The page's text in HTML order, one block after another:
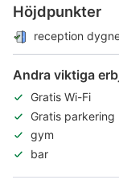
Höjdpunkter
reception
Andra viktiga
Gratis Wi-Fi
Gratis parkering
gym
bar